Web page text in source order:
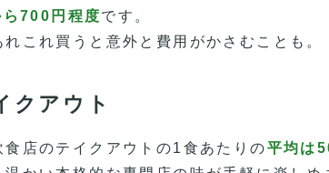
700円程度です。
これ買うと意外と費用がかさむことも。
クアウト
店のテイクアウトの1食あたりの平均は